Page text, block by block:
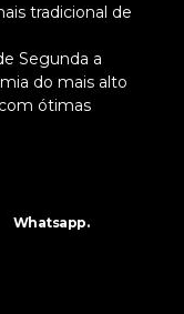
tradicional de
Segunda a
do mais alto
ótimas
Whatsapp.